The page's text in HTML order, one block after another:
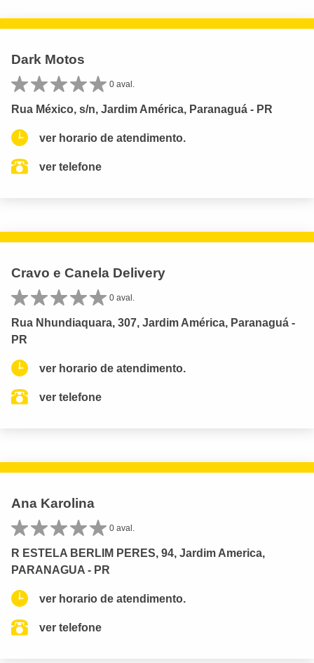
Dark Motos
0 aval.
Rua México, s/n, Jardim América, Paranaguá - PR
ver horario de atendimento.
ver telefone
Cravo e Canela Delivery
0 aval.
Rua Nhundiaquara, 307, Jardim América, Paranaguá -
PR
ver horario de atendimento.
ver telefone
Ana Karolina
0 aval.
R ESTELA BERLIM PERES, 94, Jardim America,
PARANAGUA - PR
ver horario de atendimento.
ver telefone